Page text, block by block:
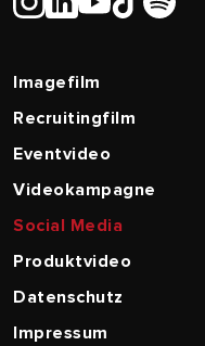
Imagefilm
Recruitingfilm
Eventvideo
Videokampagne
Social Media
Produktvideo
Datenschutz
Impressum